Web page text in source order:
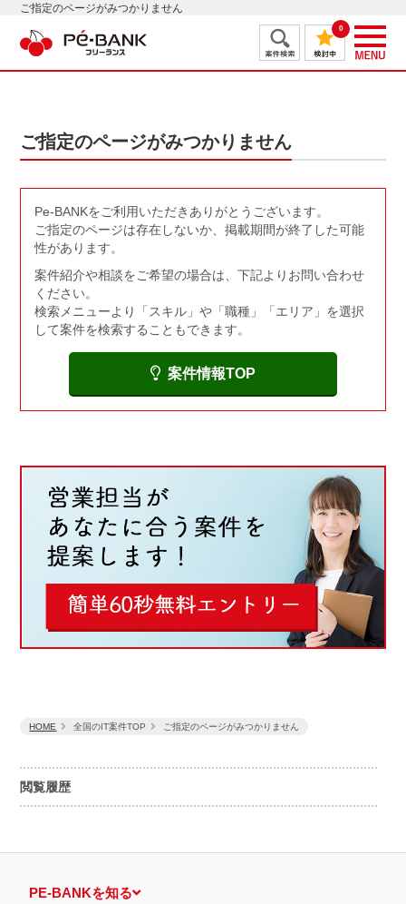
ご指定のページがみつかりません
0
閲覧履歴
HOME 全国のIT案件TOP ご指定のページがみつかりません
ご指定のページがみつかりません
Pe-BANKをご利用いただきありがとうございます。
ご指定のページは存在しないか、掲載期間が終了した可能
性があります。
案件紹介や相談をご希望の場合は、下記よりお問い合わせ
ください。
検索メニューより「スキル」や「職種」「エリア」を選択
して案件を検索することもできます。
案件情報TOP
PE-BANKを知る